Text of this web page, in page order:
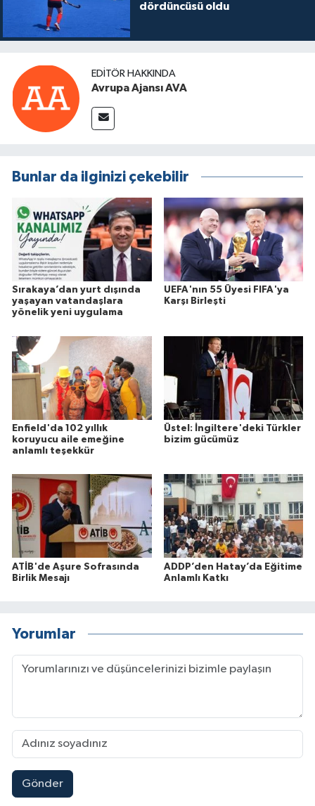
dördüncüsü oldu
EDITÖR HAKKINDA
Avrupa Ajansı AVA
Bunlar da ilginizi çekebilir
Sırakaya’dan yurt dışında
yaşayan vatandaşlara
yönelik yeni uygulama
UEFA'nın 55 Üyesi FIFA'ya
Karşı Birleşti
Enfield'da 102 yıllık
koruyucu aile emeğine
anlamlı teşekkür
Üstel: İngiltere'deki Türkler
bizim gücümüz
ATİB'de Aşure Sofrasında
Birlik Mesajı
ADDP’den Hatay’da Eğitime
Anlamlı Katkı
Yorumlar
Gönder